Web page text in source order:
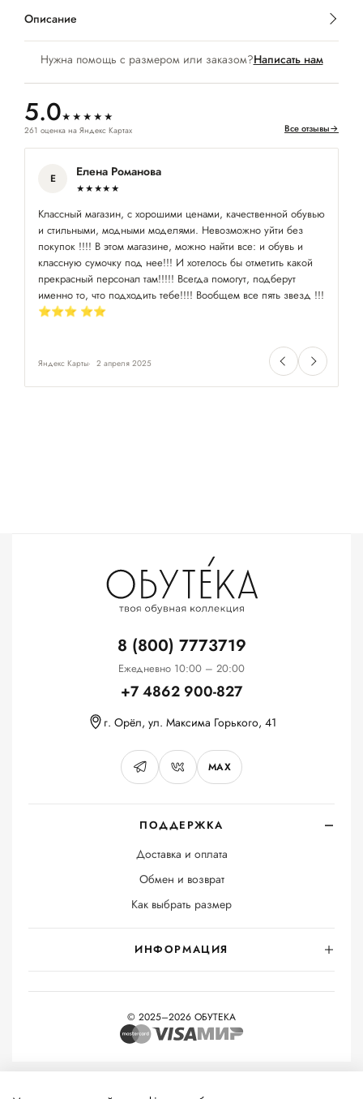
Нужна помощь с размером или заказом?Написать нам
5.0★★★★★
261 оценка на Яндекс Картах Все отзывы→
Е Елена Романова
★★★★★
Классный магазин, с хорошими ценами, качественной обувью
и стильными, модными моделями. Невозможно уйти без
покупок !!!! В этом магазине, можно найти все: и обувь и
классную сумочку под нее!!! И хотелось бы отметить какой
прекрасный персонал там!!!!! Всегда помогут, подберут
именно то, что подходить тебе!!!! Вообщем все пять звезд !!!
⭐️⭐️⭐️ ⭐️⭐️
Яндекс Карты 2 апреля 2025
Описание
ПОДДЕРЖКА
Доставка и оплата
Обмен и возврат
Как выбрать размер
ИНФОРМАЦИЯ
8 (800) 7773719
Ежедневно 10:00 – 20:00
+7 4862 900-827
г. Орёл, ул. Максима Горького, 41
MAX
© 2025–2026 ОБУТЕКА
технологии
(информационные технологии предоставления